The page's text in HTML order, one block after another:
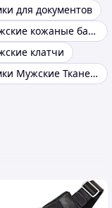
для документов
Мужские кожаные барсетки
клатчи
Сумки Мужские Тканевые